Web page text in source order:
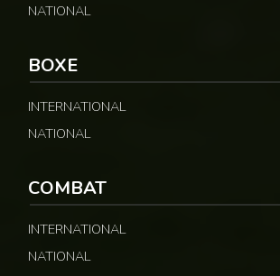
NATIONAL
BOXE
INTERNATIONAL
NATIONAL
COMBAT
INTERNATIONAL
NATIONAL